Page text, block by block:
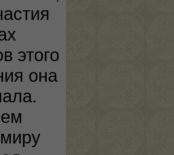
этого
она